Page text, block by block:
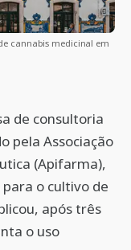
cannabis medicinal em
de consultoria
pela Associação
(Apifarma),
o cultivo de
após três
o uso